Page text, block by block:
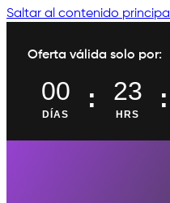
Saltar al contenido principal
Oferta válida solo por:
00
DÍAS
: 23
HRS
: